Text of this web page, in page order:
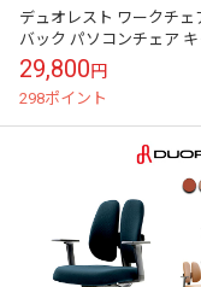
デュオレスト ワークチェ
バック パソコンチェア キ
ー付き 肘付き 小柄の方に
め 子供から大人まで
29,800円
298ポイント